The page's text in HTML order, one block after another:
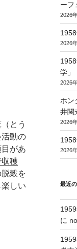
とう
動の
があ
穫
穀を
しい
ーフ
2026
2026
学」
2026
ホン
井関
2026
2026
最近
に